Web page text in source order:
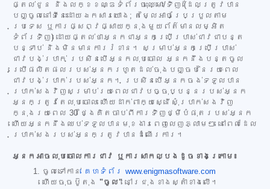
ផ្តល់ជូន និងលក្ខខណ្ឌទំព័រចុះឈ្មោះ/ទិញ (ដែលត្រូវបាន
បញ្ចូលនៅទីនេះដោយឯកសារយោង; តម្លៃអាចប្រែប្រួលតាម
ប្រទេស ឬការផ្សព្វផ្សាយក្នុងមួយព័ត៌មានលម្អិត
ទំព័រទិញ) ដោយផ្តល់ថាអ្នកជាអ្នកប្រើប្រាស់ជាវជាបន្ត
បន្ទាប់ និងមិនមានការរំខាន។ សម្រាប់អ្នកប្រើប្រាស់
ជាវបង់ប្រាក់ ប្រសិនបើអ្នកលុបចោល អ្នកនឹងបន្តចូល
ប្រើផលិតផលរបស់អ្នករហូតដល់ចុងបញ្ចប់នៃរយៈពេល
ជាវបង់ប្រាក់របស់អ្នក។ ប្រសិនបើអ្នកចង់ទទួលបាន
ប្រាក់សងវិញសម្រាប់រយៈពេលជាវបច្ចុប្បន្នរបស់អ្នក
អ្នកត្រូវតែលុបចោល ហើយដាក់ពាក្យស្នើសុំប្រាក់សងវិញ
ក្នុងរយៈពេល 30 ថ្ងៃគិតចាប់ពីការទិញថ្មីបំផុតរបស់អ្នក
ហើយអ្នកនឹងឈប់ទទួលបានមុខងារពេញលេញភ្លាមៗ នៅពេលដែល
ប្រាក់សងរបស់អ្នកត្រូវបានដំណើរការ។
អ្នកអាចលុបចោលការជាវ ឬការសាកល្បងដូចខាងក្រោម៖
ចូលទៅកាន់ គេហទំព័រ www.enigmasoftware.com
ហើយចុចប៊ូតុង "ចូល" នៅជ្រុងខាងស្តាំខាងលើ។